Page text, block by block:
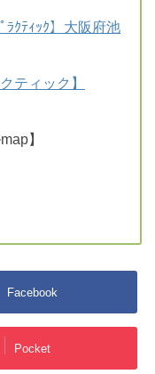
ﾗｸﾃｨｯｸ】大阪府池
ティック】
】
Facebook
Pocket